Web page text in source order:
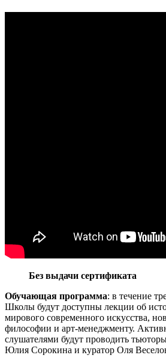
Без выдачи сертификата
Обучающая программа: в течение
Школы будут доступны лекции об
мирового современного искусства,
философии и арт-менеджменту.
слушателями будут проводить
Юлия Сорокина и куратор Оля